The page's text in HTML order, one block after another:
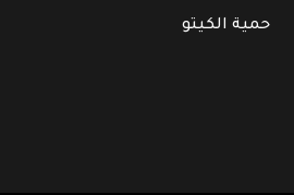
حمية الكيتو